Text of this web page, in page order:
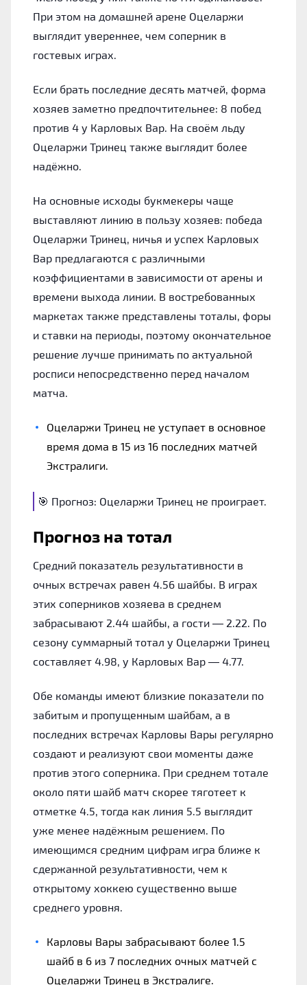
При этом на домашней арене Оцеларжи
выглядит увереннее, чем соперник в
гостевых играх.
Если брать последние десять матчей, форма
хозяев заметно предпочтительнее: 8 побед
против 4 у Карловых Вар. На своём льду
Оцеларжи Тринец также выглядит более
надёжно.
На основные исходы букмекеры чаще
выставляют линию в пользу хозяев: победа
Оцеларжи Тринец, ничья и успех Карловых
Вар предлагаются с различными
коэффициентами в зависимости от арены и
времени выхода линии. В востребованных
маркетах также представлены тоталы, форы
и ставки на периоды, поэтому окончательное
решение лучше принимать по актуальной
росписи непосредственно перед началом
матча.
Оцеларжи Тринец не уступает в основное
время дома в 15 из 16 последних матчей
Экстралиги.
🎯 Прогноз: Оцеларжи Тринец не проиграет.
Прогноз на тотал
Средний показатель результативности в
очных встречах равен 4.56 шайбы. В играх
этих соперников хозяева в среднем
забрасывают 2.44 шайбы, а гости — 2.22. По
сезону суммарный тотал у Оцеларжи Тринец
составляет 4.98, у Карловых Вар — 4.77.
Обе команды имеют близкие показатели по
забитым и пропущенным шайбам, а в
последних встречах Карловы Вары регулярно
создают и реализуют свои моменты даже
против этого соперника. При среднем тотале
около пяти шайб матч скорее тяготеет к
отметке 4.5, тогда как линия 5.5 выглядит
уже менее надёжным решением. По
имеющимся средним цифрам игра ближе к
сдержанной результативности, чем к
открытому хоккею существенно выше
среднего уровня.
Карловы Вары забрасывают более 1.5
шайб в 6 из 7 последних очных матчей с
Оцеларжи Тринец в Экстралиге.